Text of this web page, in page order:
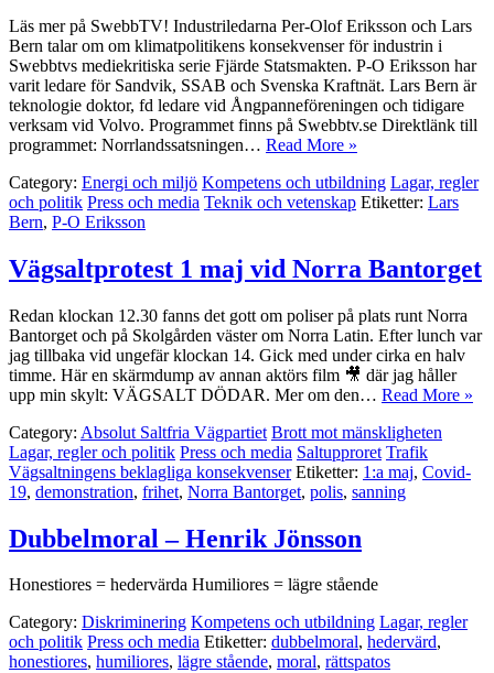
Läs mer på SwebbTV! Industriledarna Per-Olof Eriksson och Lars
Bern talar om om klimatpolitikens konsekvenser för industrin i
Swebbtvs mediekritiska serie Fjärde Statsmakten. P-O Eriksson har
varit ledare för Sandvik, SSAB och Svenska Kraftnät. Lars Bern är
teknologie doktor, fd ledare vid Ångpanneföreningen och tidigare
verksam vid Volvo. Programmet finns på Swebbtv.se Direktlänk till
programmet: Norrlandssatsningen… Read More »
Category: Energi och miljö Kompetens och utbildning Lagar, regler
och politik Press och media Teknik och vetenskap Etiketter: Lars
Bern, P-O Eriksson
Vägsaltprotest 1 maj vid Norra Bantorget
Redan klockan 12.30 fanns det gott om poliser på plats runt Norra
Bantorget och på Skolgården väster om Norra Latin. Efter lunch var
jag tillbaka vid ungefär klockan 14. Gick med under cirka en halv
timme. Här en skärmdump av annan aktörs film 🎥 där jag håller
upp min skylt: VÄGSALT DÖDAR. Mer om den… Read More »
Category: Absolut Saltfria Vägpartiet Brott mot mänskligheten
Lagar, regler och politik Press och media Saltupproret Trafik
Vägsaltningens beklagliga konsekvenser Etiketter: 1:a maj, Covid-
19, demonstration, frihet, Norra Bantorget, polis, sanning
Dubbelmoral – Henrik Jönsson
Honestiores = hedervärda Humiliores = lägre stående
Category: Diskriminering Kompetens och utbildning Lagar, regler
och politik Press och media Etiketter: dubbelmoral, hedervärd,
honestiores, humiliores, lägre stående, moral, rättspatos